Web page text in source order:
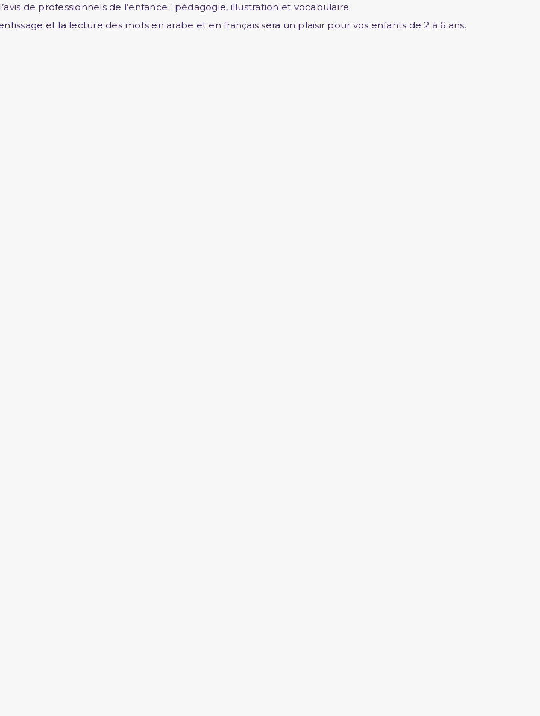
de professionnels de l’enfance : pédagogie, illustration et vocabulaire.
et la lecture des mots en arabe et en français sera un plaisir pour vos enfants de 2 à 6 ans.